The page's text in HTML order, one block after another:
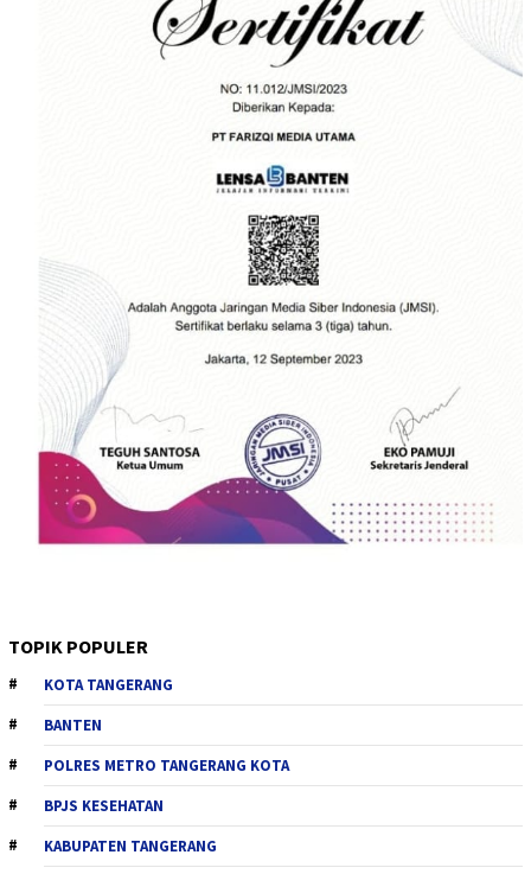
TOPIK POPULER
KOTA TANGERANG
BANTEN
POLRES METRO TANGERANG KOTA
BPJS KESEHATAN
KABUPATEN TANGERANG